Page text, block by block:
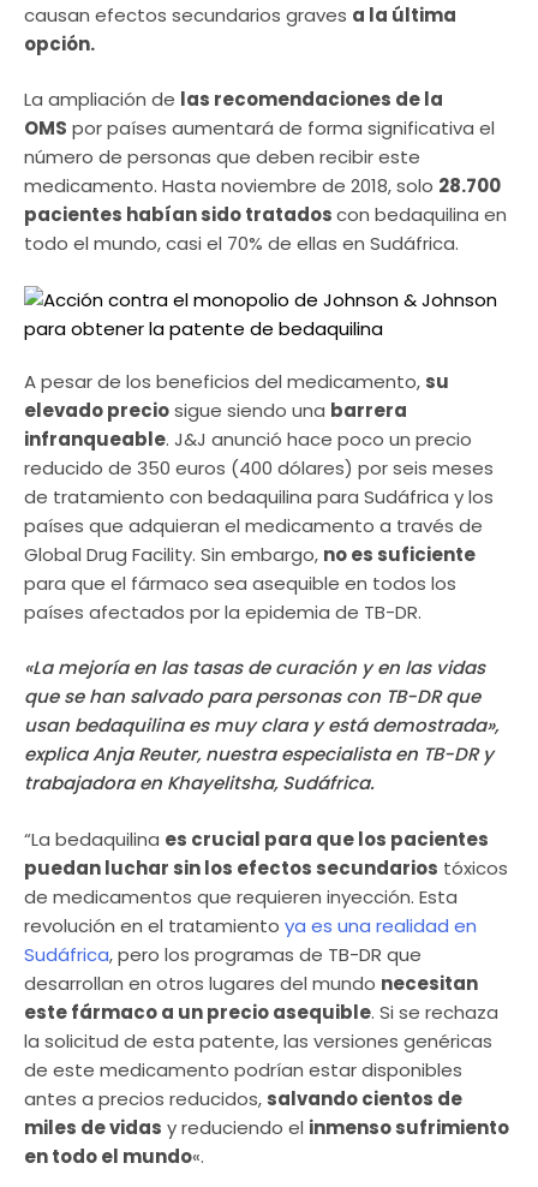
causan efectos secundarios graves a la última
opción.
La ampliación de las recomendaciones de la
OMS por países aumentará de forma significativa el
número de personas que deben recibir este
medicamento. Hasta noviembre de 2018, solo 28.700
pacientes habían sido tratadoscon bedaquilina en
todo el mundo, casi el 70% de ellas en Sudáfrica.
A pesar de los beneficios del medicamento, su
elevado preciosigue siendo una barrera
infranqueable. J&J anunció hace poco un precio
reducido de 350 euros (400 dólares) por seis meses
de tratamiento con bedaquilina para Sudáfrica y los
países que adquieran el medicamento a través de
Global Drug Facility. Sin embargo, no es suficiente
para que el fármaco sea asequible en todos los
países afectados por la epidemia de TB-DR.
«La mejoría en las tasas de curación y en las vidas
que se han salvado para personas con TB-DR que
usan bedaquilina es muy clara y está demostrada»,
explica Anja Reuter, nuestra especialista en TB-DR y
trabajadora en Khayelitsha, Sudáfrica.
“La bedaquilina es crucial para que los pacientes
puedan luchar sin los efectos secundarios tóxicos
de medicamentos que requieren inyección. Esta
revolución en el tratamiento ya es una realidad en
Sudáfrica, pero los programas de TB-DR que
desarrollan en otros lugares del mundo necesitan
este fármaco a un precio asequible. Si se rechaza
la solicitud de esta patente, las versiones genéricas
de este medicamento podrían estar disponibles
antes a precios reducidos, salvando cientos de
miles de vidas y reduciendo el inmenso sufrimiento
en todo el mundo«.